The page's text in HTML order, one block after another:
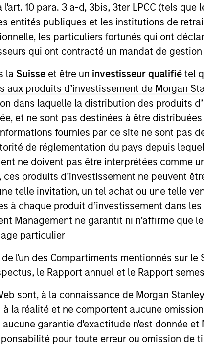
l'art. 10 para. 3 a-d, 3bis, 3ter LPCC (tels
entités publiques et les institutions de
les particuliers fortunés qui ont
qui ont contracté un mandat de
la Suisse et être un investisseur qualifié tel
produits d’investissement de Morgan
dans laquelle la distribution des produits
et ne sont pas destinées à être
fournies par ce site ne sont pas
de réglementation du pays depuis
ne doivent pas être interprétées comme
produits d’investissement ne peuvent
telle invitation, un tel achat ou une telle
à chaque produit d’investissement dans
Management ne garantit ni n’affirme que
particulier
l'un des Compartiments mentionnés sur
le Rapport annuel et le Rapport
sont, à la connaissance de Morgan
la réalité et ne comportent aucune
garantie d'exactitude n'est donnée
pour toute erreur ou omission de
for Calvert Research and Management.
initiatives, executive duties, and special
executive team and key stakeholders
joined Calvert in 2017. Prior to joining Calvert,
sectors. Kelly earned a B.A. in interpersonal
Chapel Hill.
Anthony Eames on
Financial Benefits of
Responsible Investing
Anthony Eames, Managing Director of
Responsible Investment Strategy at
Calvert Research and Management,
discusses what sets responsible investing